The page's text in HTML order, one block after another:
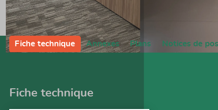
Fiche technique Annexes Plans Notices de
Fiche technique